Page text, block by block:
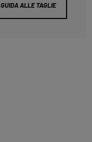
GUIDA ALLE TAGLIE